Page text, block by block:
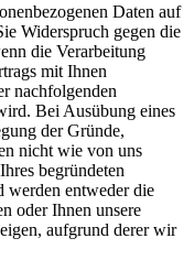
Daten auf
Widerspruch gegen die
die Verarbeitung
mit Ihnen
nachfolgenden
Bei Ausübung eines
der Gründe,
nicht wie von uns
begründeten
werden entweder die
oder Ihnen unsere
aufgrund derer wir